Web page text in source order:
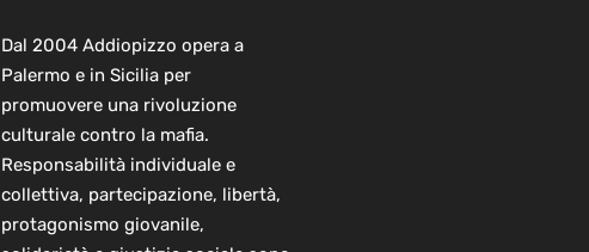
Dal 2004 Addiopizzo opera a
Palermo e in Sicilia per
promuovere una rivoluzione
culturale contro la mafia.
Responsabilità individuale e
collettiva, partecipazione, libertà,
protagonismo giovanile,